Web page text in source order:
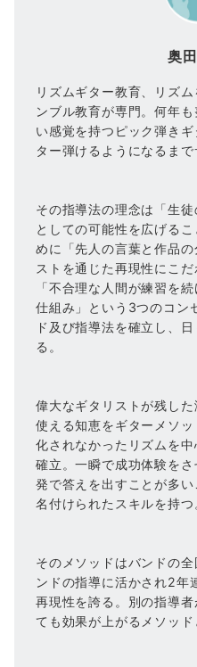
奥
リズムギター教育、リズ
ンブル教育が専門。何年
い感覚を持つピック弾き
ター弾けるようになるまで
その指導法の理念は「生
としての可能性を広げる
めに「先人の言葉と作品
ストを通じた再現性にこだ
「不合理な人間が練習を
仕組み」という3つのコン
ド及び指導法を確立し、
る。
偉大なギタリストが残し
使える知恵をギターメソ
化されなかったリズムを
確立。一瞬で成功体験を
発で答えを出すことが多
名付けられたスキルを持つ
そのメソッドはバンドの
ンドの指導に活かされ2年
再現性を誇る。別の指導
ても効果が上がるメソッド